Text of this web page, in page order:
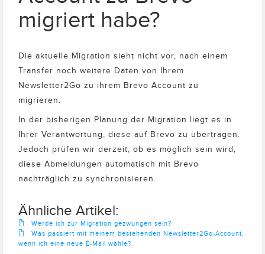
migriert habe?
Die aktuelle Migration sieht nicht vor, nach einem
Transfer noch weitere Daten von Ihrem
Newsletter2Go zu ihrem Brevo Account zu
migrieren.
In der bisherigen Planung der Migration liegt es in
Ihrer Verantwortung, diese auf Brevo zu übertragen.
Jedoch prüfen wir derzeit, ob es möglich sein wird,
diese Abmeldungen automatisch mit Brevo
nachträglich zu synchronisieren.
Ähnliche Artikel:
Werde ich zur Migration gezwungen sein?
Was passiert mit meinem bestehenden Newsletter2Go-Account,
wenn ich eine neue E-Mail wähle?